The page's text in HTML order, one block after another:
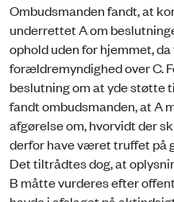
Ombudsmanden fandt, at
underrettet A om
ophold uden for hjemmet,
forældremyndighed over C.
beslutning om at yde støtte
fandt ombudsmanden, at A
afgørelse om, hvorvidt der
derfor have været truffet på
Det tiltrådtes dog, at
B måtte vurderes efter